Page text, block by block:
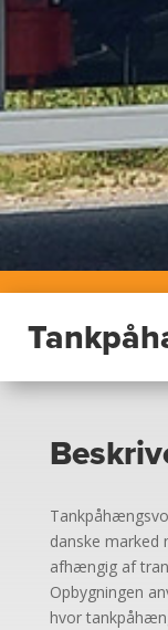
danske marked
afhængig af
Opbygningen
hvor